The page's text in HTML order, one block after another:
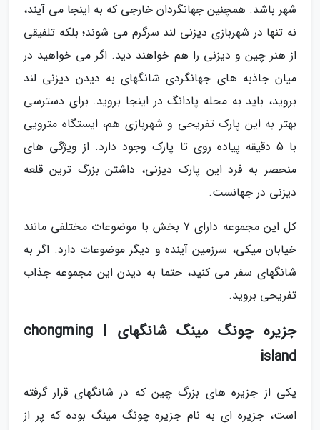
شهر باشد. همچنین جهانگردان خارجی که به اینجا می آیند،
نه تنها در شهربازی دیزنی لند سرگرم می شوند؛ بلکه تلفیقی
از هنر چین و دیزنی را هم خواهند دید. اگر می خواهید در
میان جاذبه های جهانگردی شانگهای به دیدن دیزنی لند
بروید، باید به محله پادانگ در اینجا بروید. برای دسترسی
بهتر به این پارک تفریحی و شهربازی هم، ایستگاه مترویی
با 5 دقیقه پیاده روی تا پارک وجود دارد. از ویژگی های
منحصر به فرد این پارک دیزنی، داشتن بزرگ ترین قلعه
دیزنی در جهانست.
کل این مجموعه دارای 7 بخش با موضوعات مختلفی مانند
خیابان میکی، سرزمین آینده و دیگر موضوعات دارد. اگر به
شانگهای سفر می کنید، حتما به دیدن این مجموعه جذاب
تفریحی بروید.
جزیره چونگ مینگ شانگهای | chongming
island
یکی از جزیره های بزرگ چین که در شانگهای قرار گرفته
است، جزیره ای به نام جزیره چونگ مینگ بوده که پر از